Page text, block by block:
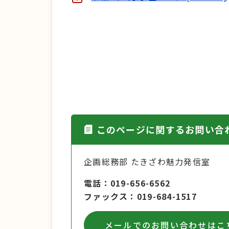
このページに関するお問い合
企画総務部 たきざわ魅力発信室
電話
019-656-6562
ファックス
019-684-1517
メールでのお問い合わせはこ